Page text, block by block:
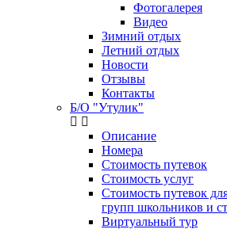
Фотогалерея
Видео
Зимний отдых
Летний отдых
Новости
Отзывы
Контакты
Б/О "Утулик"
Описание
Номера
Стоимость путевок
Стоимость услуг
Стоимость путевок
групп школьников и
Виртуальный тур